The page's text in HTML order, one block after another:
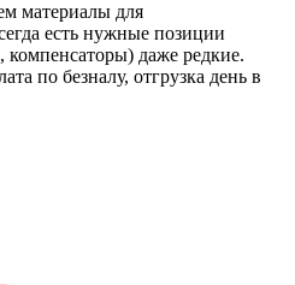
материалы для
есть нужные позиции
даже редкие.
по безналу, отгрузка день в